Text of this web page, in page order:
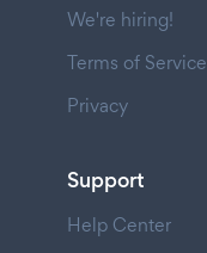
We're hiring!
Terms of Service
Privacy
Support
Help Center